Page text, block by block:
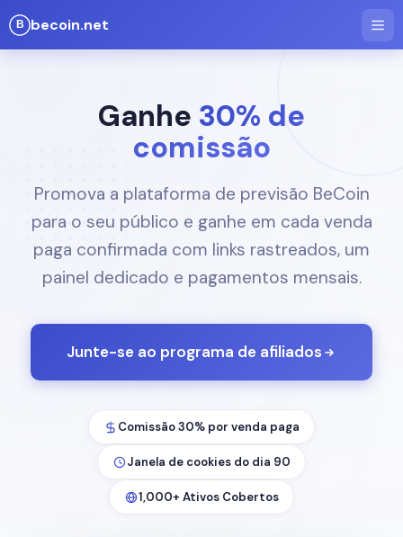
becoin.net
Ganhe 30% de
comissão
Promova a plataforma de previsão BeCoin
para o seu público e ganhe em cada venda
paga confirmada com links rastreados, um
painel dedicado e pagamentos mensais.
Junte-se ao programa de afiliados
Comissão 30% por venda paga
Janela de cookies do dia 90
1,000+ Ativos Cobertos